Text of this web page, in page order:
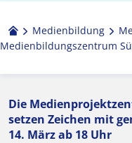
Medienbildung
Medienbildungszentrum
Die
setzen Zeichen mit
14. März ab 18 Uhr